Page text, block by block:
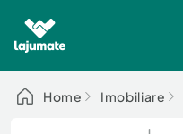
Alege categoria
Home Imobiliare